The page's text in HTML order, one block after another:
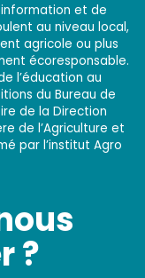
et de
au niveau local,
agricole ou plus
écoresponsable.
l’éducation au
du Bureau de
de la Direction
de l’Agriculture et
par l’institut Agro
?